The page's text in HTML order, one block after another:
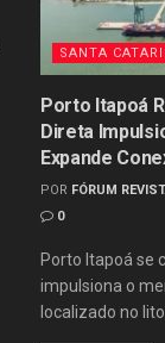
SANTA
Porto Itapoá
Direta
Expande
POR FÓRUM
0
Porto Itapoá se
impulsiona o
localizado no